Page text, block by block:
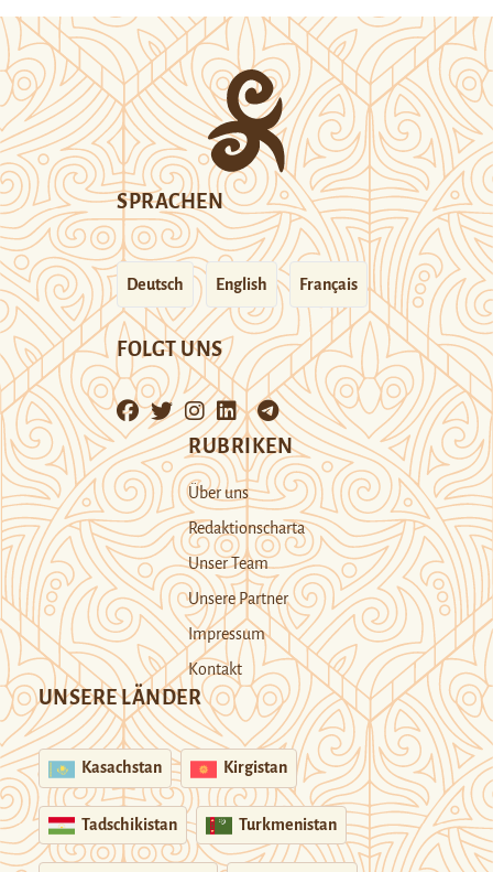
SPRACHEN
Deutsch English Français
FOLGT UNS
RUBRIKEN
Über uns
Redaktionscharta
Unser Team
Unsere Partner
Impressum
Kontakt
UNSERE LÄNDER
Kasachstan Kirgistan
Tadschikistan Turkmenistan